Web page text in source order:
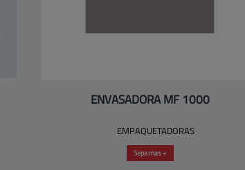
ENVASADORA MF 1000
EMPAQUETADORAS
Sepa mas +